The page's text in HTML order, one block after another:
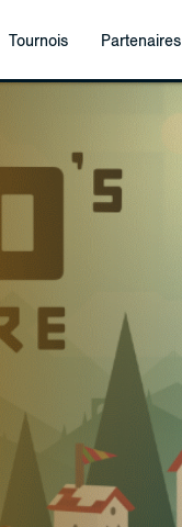
Tournois Partenaires